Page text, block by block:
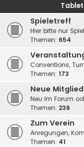
Spieletreff
Hier bitte nur
Themen: 654
Conventions,
Themen: 173
Neue
Neu im Forum
Themen: 236
Zum Verein
Anregungen,
Themen: 41